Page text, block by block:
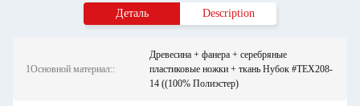
Деталь Description
1Основной материал::
Древесина + фанера + серебряные
пластиковые ножки + ткань Нубок #TEX208-
14 ((100% Полиэстер)